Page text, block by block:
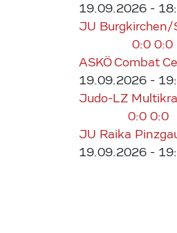
19.09.2026 -
JU Burgkirchen/
0:0 0:0
ASKÖ Combat
19.09.2026 -
Judo-LZ
0:0 0:0
JU Raika
19.09.2026 -